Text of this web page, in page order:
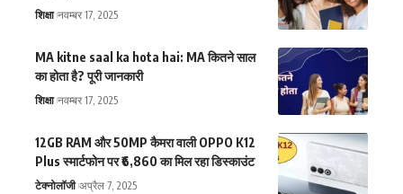
शिक्षा नवम्बर 17, 2025
MA kitne saal ka hota hai: MA कितने साल
का होता है? पूरी जानकारी
शिक्षा नवम्बर 17, 2025
12GB RAM और 50MP कैमरा वाली OPPO K12
Plus स्मार्टफोन पर ₹6,860 का मिल रहा डिस्काउंट
टेक्नोलॉजी अप्रैल 7, 2025